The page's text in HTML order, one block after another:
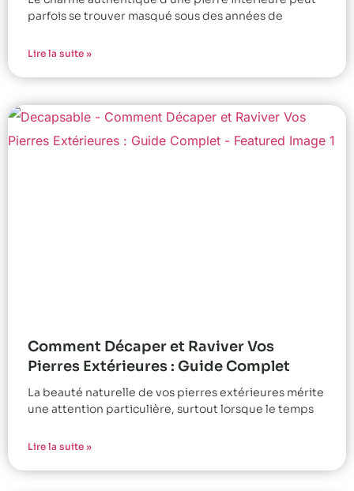
parfois se trouver masqué sous des années de
Lire la suite »
Comment Décaper et Raviver Vos
Pierres Extérieures : Guide Complet
La beauté naturelle de vos pierres extérieures mérite
une attention particulière, surtout lorsque le temps
Lire la suite »